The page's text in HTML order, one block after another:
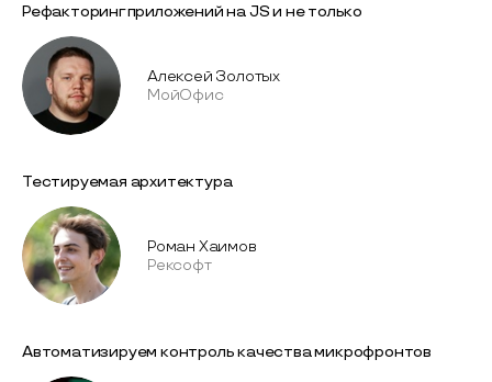
Рефакторинг приложений на JS и не только
Алексей Золотых
МойОфис
Тестируемая архитектура
Роман Хаимов
Рексофт
Автоматизируем контроль качества микрофронтов